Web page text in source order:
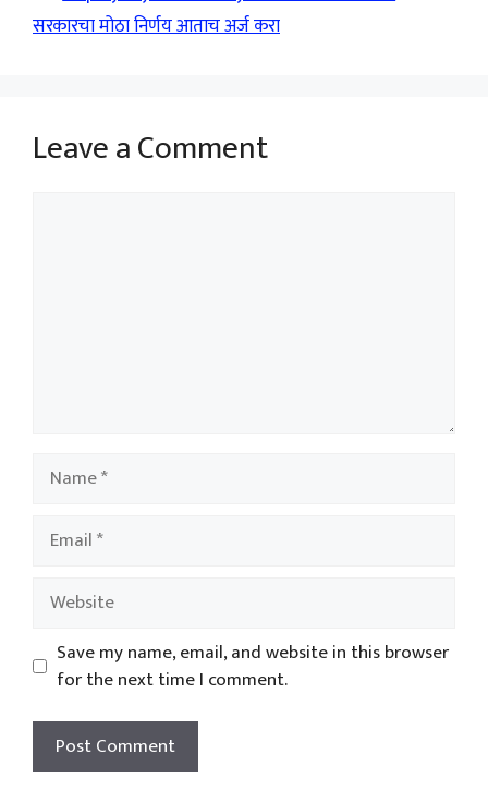
सरकारचा मोठा निर्णय आताच अर्ज करा
Leave a Comment
Name
Email
Website
Save my name, email, and website in this browser
for the next time I comment.